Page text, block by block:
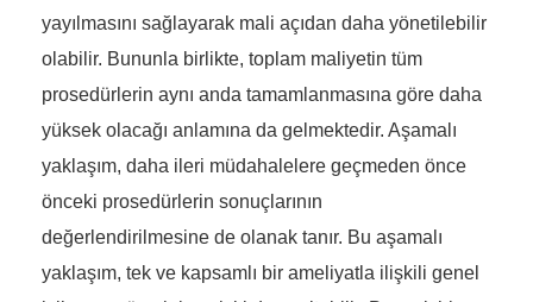
yayılmasını sağlayarak mali açıdan daha yönetilebilir
olabilir. Bununla birlikte, toplam maliyetin tüm
prosedürlerin aynı anda tamamlanmasına göre daha
yüksek olacağı anlamına da gelmektedir. Aşamalı
yaklaşım, daha ileri müdahalelere geçmeden önce
önceki prosedürlerin sonuçlarının
değerlendirilmesine de olanak tanır. Bu aşamalı
yaklaşım, tek ve kapsamlı bir ameliyatla ilişkili genel